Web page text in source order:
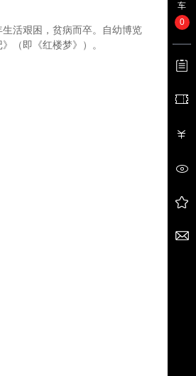
活艰困，贫病而卒。自幼博览
（即《红楼梦》）。
车
0